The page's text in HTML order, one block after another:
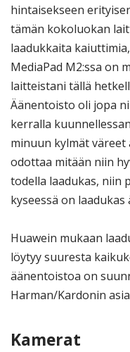
hintaisekseen
tämän kokoluokan
laadukkaita
MediaPad M2:ssa on
laitteistani tällä
Äänentoisto oli jopa
kerralla
minuun kylmät
odottaa mitään niin
todella laadukas, niin
kyseessä on
Huawein mukaan
löytyy suuresta
äänentoistoa on
Harman/Kardonin
Kamerat